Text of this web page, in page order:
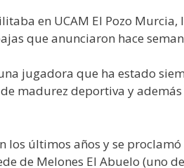
en UCAM El Pozo
que anunciaron hace
jugadora que ha estado
madurez deportiva y
últimos años y se
de Melones El Abuelo (uno